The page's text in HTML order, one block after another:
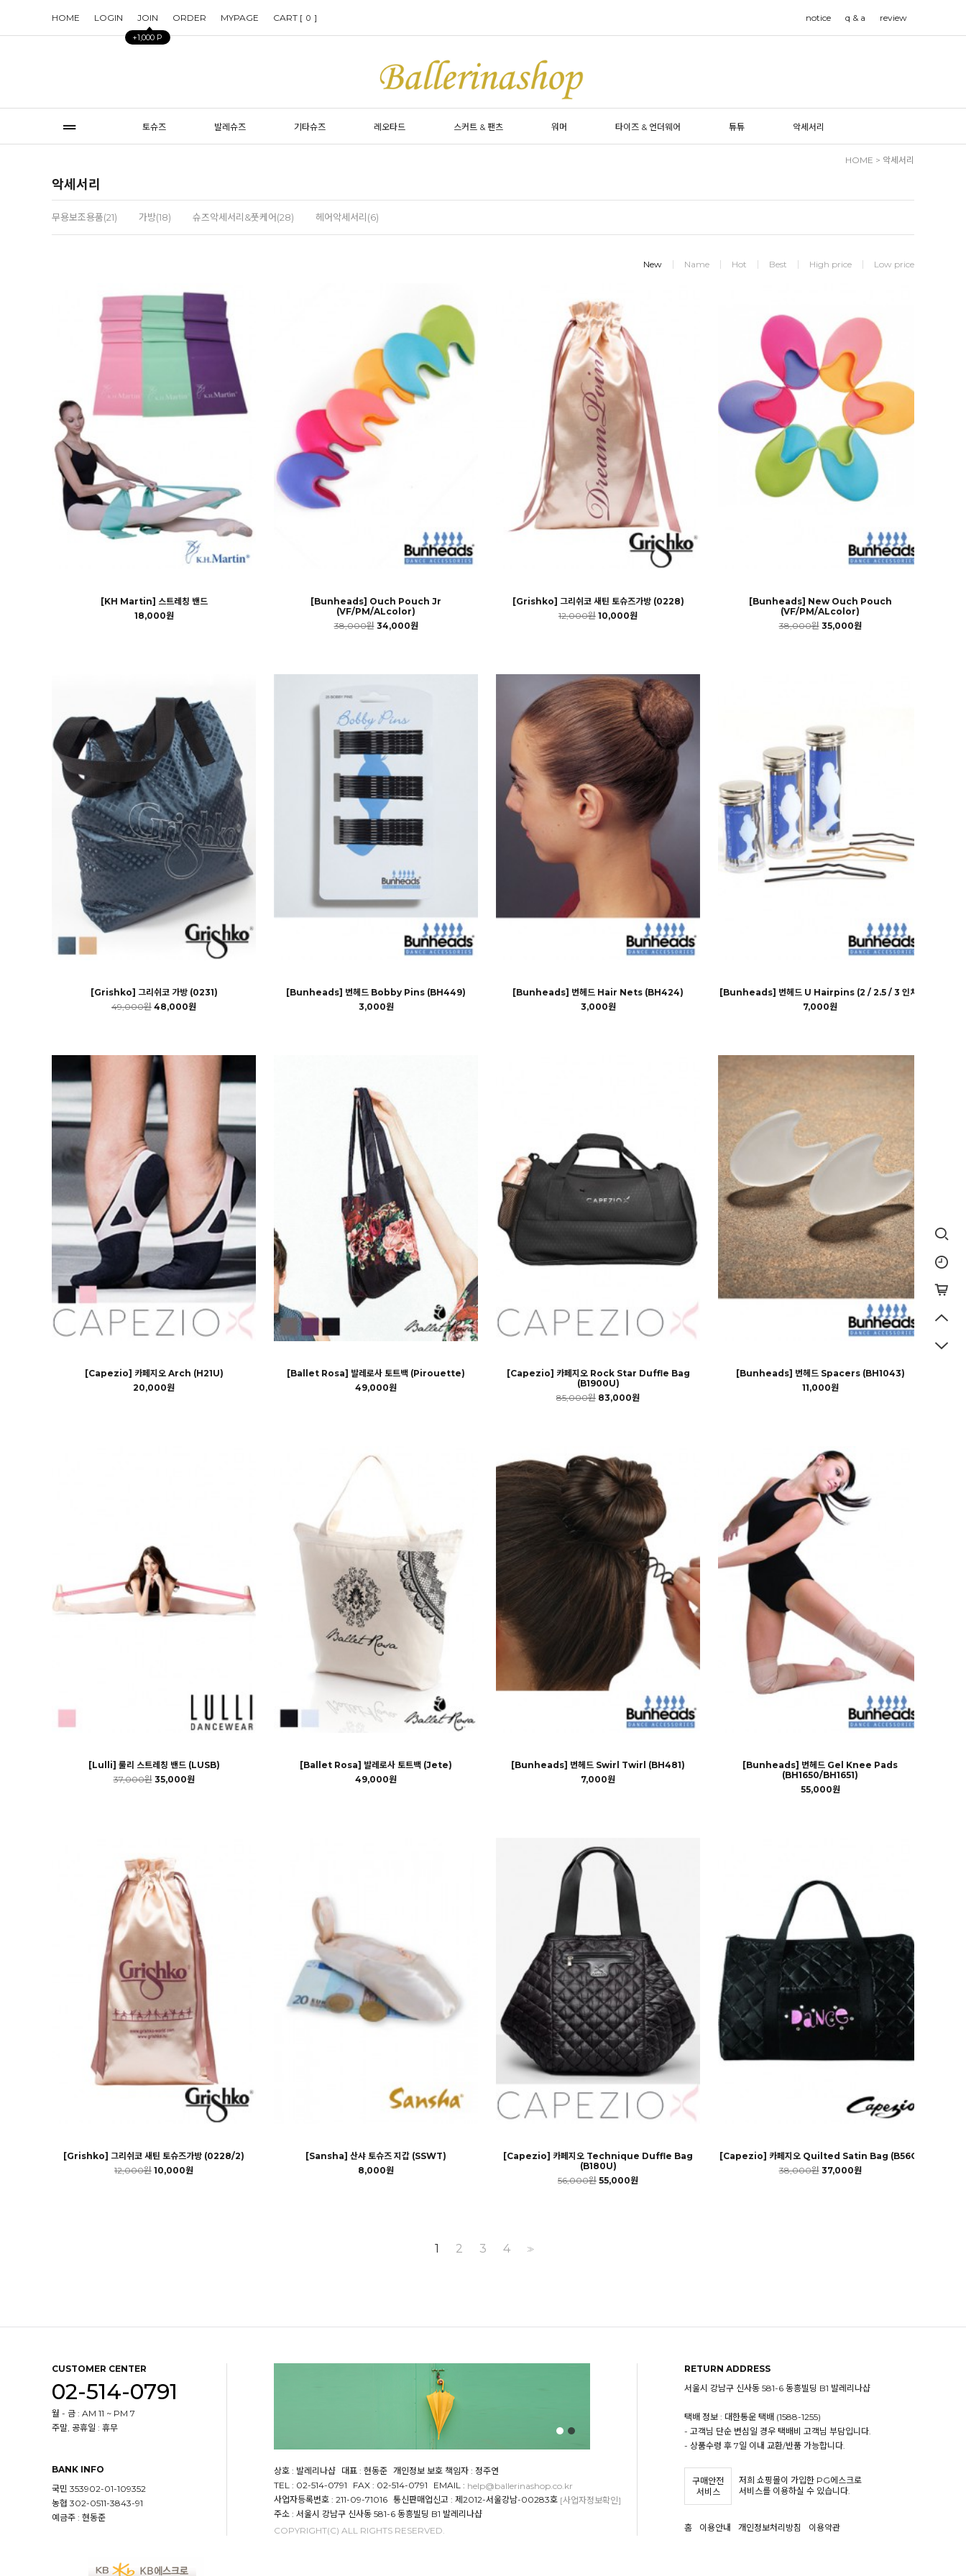
HOME LOGIN JOIN
+1,000 P
ORDER MYPAGE CART [ 0 ] notice q & a review
토슈즈 발레슈즈 기타슈즈 레오타드 스커트 & 팬츠 워머 타이즈 & 언더웨어 튜튜 악세서리
HOME > 악세서리
악세서리
무용보조용품(21) 가방(18) 슈즈악세서리&풋케어(28) 헤어악세서리(6)
New Name Hot Best High price Low price
[KH Martin] 스트레칭 밴드
18,000원
[Bunheads] Ouch Pouch Jr
(VF/PM/ALcolor)
38,000원 34,000원
[Grishko] 그리쉬코 새틴 토슈즈가방 (0228)
12,000원 10,000원
[Bunheads] New Ouch Pouch
(VF/PM/ALcolor)
38,000원 35,000원
[Grishko] 그리쉬코 가방 (0231)
49,000원 48,000원
[Bunheads] 번헤드 Bobby Pins (BH449)
3,000원
[Bunheads] 번헤드 Hair Nets (BH424)
3,000원
[Bunheads] 번헤드 U Hairpins (2 / 2.5 / 3 인치)
7,000원
[Capezio] 카페지오 Arch (H21U)
20,000원
[Ballet Rosa] 발레로사 토트백 (Pirouette)
49,000원
[Capezio] 카페지오 Rock Star Duffle Bag
(B1900U)
85,000원 83,000원
[Bunheads] 번헤드 Spacers (BH1043)
11,000원
[Lulli] 룰리 스트레칭 밴드 (LUSB)
37,000원 35,000원
[Ballet Rosa] 발레로사 토트백 (Jete)
49,000원
[Bunheads] 번헤드 Swirl Twirl (BH481)
7,000원
[Bunheads] 번헤드 Gel Knee Pads
(BH1650/BH1651)
55,000원
[Grishko] 그리쉬코 새틴 토슈즈가방 (0228/2)
12,000원 10,000원
[Sansha] 산샤 토슈즈 지갑 (SSWT)
8,000원
[Capezio] 카페지오 Technique Duffle Bag
(B180U)
56,000원 55,000원
[Capezio] 카페지오 Quilted Satin Bag (B56C)
38,000원 37,000원
1 2 3 4 >>
CUSTOMER CENTER
02-514-0791
월 - 금 : AM 11 ~ PM 7
주말, 공휴일 : 휴무
BANK INFO
국민 353902-01-109352
농협 302-0511-3843-91
예금주 : 현동준
상호 : 발레리나샵 대표 : 현동준 개인정보 보호 책임자 : 정주연
TEL : 02-514-0791
FAX : 02-514-0791 EMAIL : help@ballerinashop.co.kr
사업자등록번호 : 211-09-71016 통신판매업신고 : 제2012-서울강남-00283호 [사업자정보확인]
주소 : 서울시 강남구 신사동 581-6 동흥빌딩 B1 발레리나샵
COPYRIGHT(C) ALL RIGHTS RESERVED.
RETURN ADDRESS
서울시 강남구 신사동 581-6 동흥빌딩 B1 발레리나샵
택배 정보 : 대한통운 택배 (1588-1255)
- 고객님 단순 변심일 경우 택배비 고객님 부담입니다.
- 상품수령 후 7일 이내 교환/반품 가능합니다.
구매안전
서비스
저희 쇼핑몰이 가입한 PG에스크로
서비스를 이용하실 수 있습니다.
홈 이용안내 개인정보처리방침 이용약관